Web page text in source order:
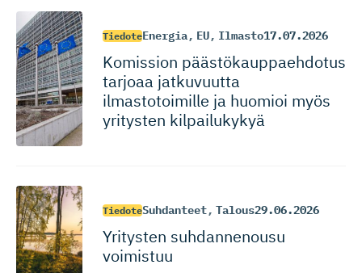
TiedoteEnergia, EU, Ilmasto17.07.2026
Komission päästökaup­paehdotus
tarjoaa jatkuvuutta
ilmastotoimille ja huomioi myös
yritysten kilpailukykyä
TiedoteSuhdanteet, Talous29.06.2026
Yritysten suhdannenousu
voimistuu